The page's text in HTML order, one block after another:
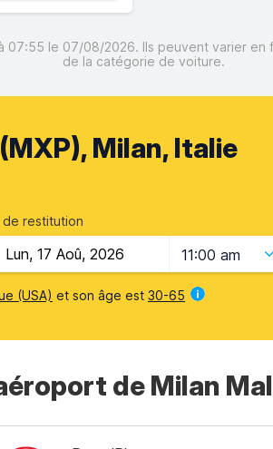
07:55 le 07/08/2026. Ils peuvent varier
de la catégorie de voiture.
Milan, Italie
de restitution
11:00 am
(USA) et son âge est 30-65
de Milan